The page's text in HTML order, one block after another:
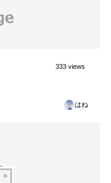
333 views
はね